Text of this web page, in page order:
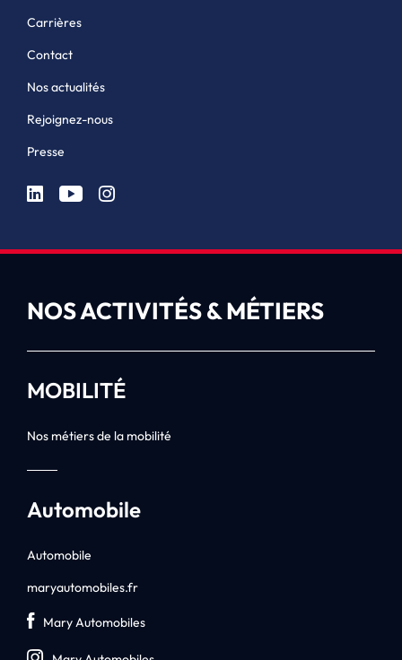
Carrières
Contact
Nos actualités
Rejoignez-nous
Presse
NOS ACTIVITÉS & MÉTIERS
MOBILITÉ
Nos métiers de la mobilité
Automobile
Automobile
maryautomobiles.fr
Mary Automobiles